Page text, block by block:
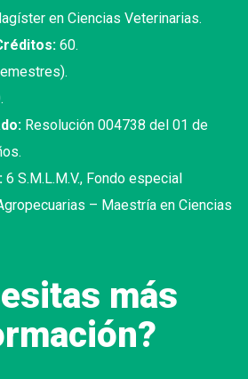
en Ciencias Veterinarias.
60.
Resolución 004738 del 01 de
6 S.M.L.M.V., Fondo especial
– Maestría en Ciencias
más